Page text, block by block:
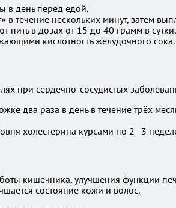
в день перед едой.
течение нескольких минут, затем
в дозах от 15 до 40 грамм в
кислотность желудочного
при сердечно-сосудистых
два раза в день в течение трёх
холестерина курсами по 2–3
кишечника, улучшения функции
состояние кожи и волос.